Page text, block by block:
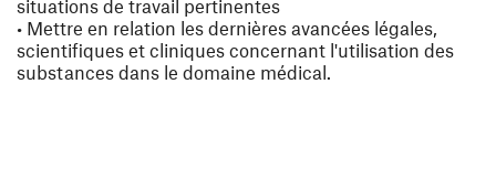
situations de travail pertinentes
• Mettre en relation les dernières avancées légales,
scientifiques et cliniques concernant l'utilisation des
substances dans le domaine médical.